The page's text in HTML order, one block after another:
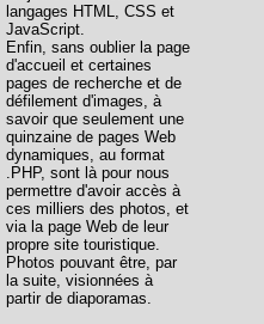
langages HTML, CSS et
JavaScript.
Enfin, sans oublier la page
d'accueil et certaines
pages de recherche et de
défilement d'images, à
savoir que seulement une
quinzaine de pages Web
dynamiques, au format
.PHP, sont là pour nous
permettre d'avoir accès à
ces milliers des photos, et
via la page Web de leur
propre site touristique.
Photos pouvant être, par
la suite, visionnées à
partir de diaporamas.